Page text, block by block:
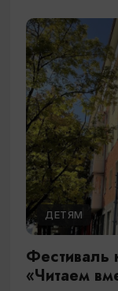
ДЕТЯМ
Фестиваль
«Читаем